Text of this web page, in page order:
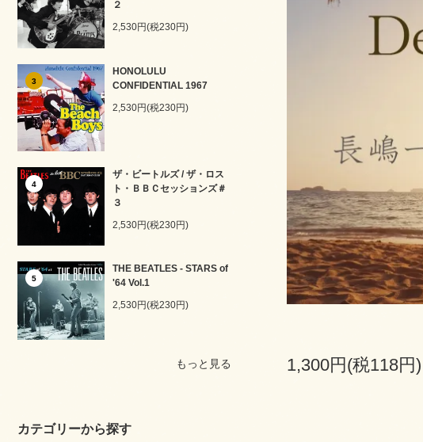
２
2,530円(税230円)
3
HONOLULU
CONFIDENTIAL 1967
2,530円(税230円)
4
ザ・ビートルズ / ザ・ロス
ト・ＢＢＣセッションズ＃
３
2,530円(税230円)
5
THE BEATLES - STARS of
'64 Vol.1
2,530円(税230円)
もっと見る
カテゴリーから探す
1,300円(税118円)